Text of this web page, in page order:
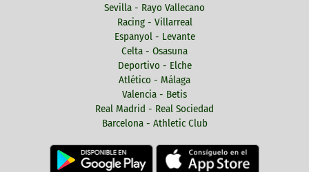
Sevilla - Rayo Vallecano
Racing - Villarreal
Espanyol - Levante
Celta - Osasuna
Deportivo - Elche
Atlético - Málaga
Valencia - Betis
Real Madrid - Real Sociedad
Barcelona - Athletic Club